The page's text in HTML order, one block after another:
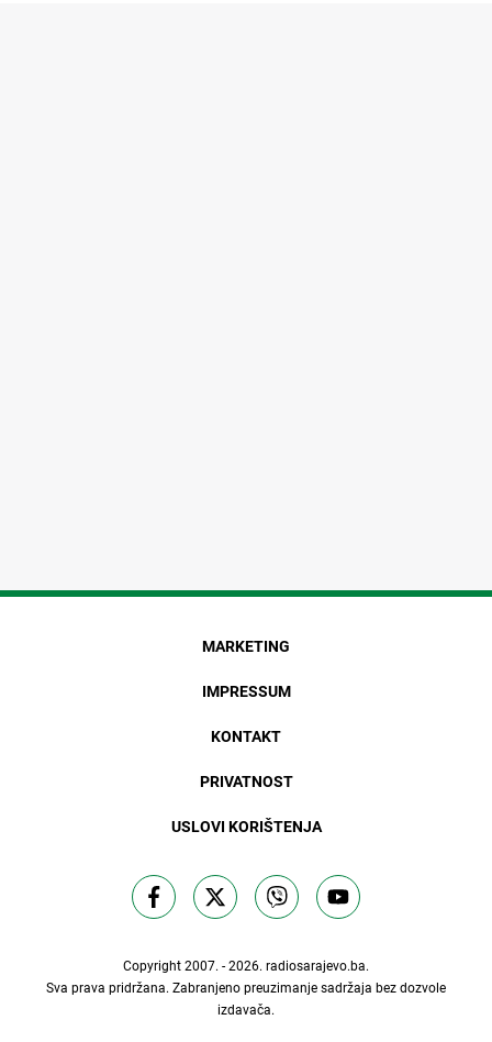
MARKETING
IMPRESSUM
KONTAKT
PRIVATNOST
USLOVI KORIŠTENJA
Copyright 2007. - 2026. radiosarajevo.ba.
Sva prava pridržana. Zabranjeno preuzimanje sadržaja bez dozvole
izdavača.